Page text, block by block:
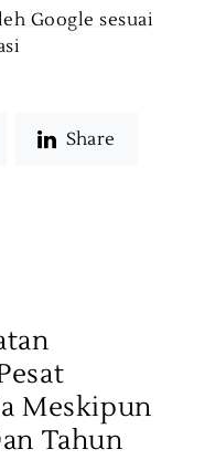
Google sesuai
Share
Meskipun
Tahun